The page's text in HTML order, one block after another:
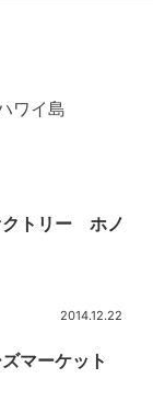
ワイ島
クトリー ホノ
2014.12.22
マーケット